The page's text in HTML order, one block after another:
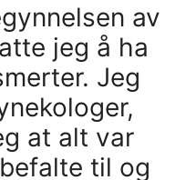
av
jeg å ha
Jeg
at alt var
til og